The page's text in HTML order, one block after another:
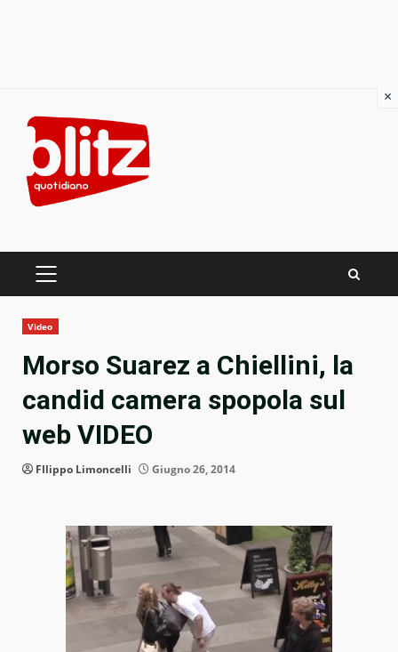
content
PRIMARY
Video
Morso Suarez a Chiellini, la
candid camera spopola sul
web VIDEO
FIlippo Limoncelli Giugno 26, 2014
×